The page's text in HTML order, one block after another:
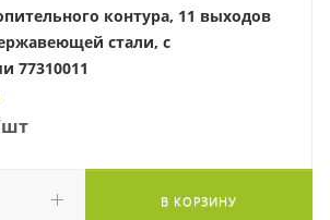
контура, 11 выходов
стали, с
77310011
В КОРЗИНУ